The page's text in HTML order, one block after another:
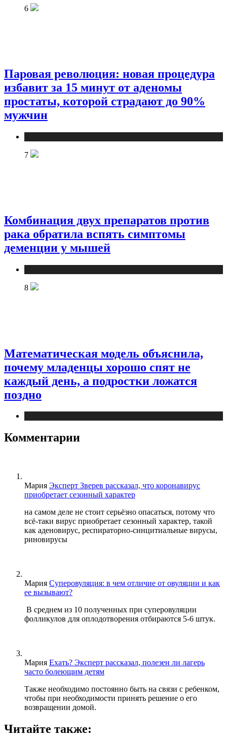
6
Паровая революция: новая процедура
избавит за 15 минут от аденомы
простаты, которой страдают до 90%
мужчин
7
Комбинация двух препаратов против
рака обратила вспять симптомы
деменции у мышей
8
Математическая модель объяснила,
почему младенцы хорошо спят не
каждый день, а подростки ложатся
поздно
Комментарии
Мария Эксперт Зверев рассказал, что коронавирус
приобретает сезонный характер
на самом деле не стоит серьёзно опасаться, потому что
всё-таки вирус приобретает сезонный характер, такой
как аденовирус, респираторно-синцитиальные вирусы,
риновирусы
Мария Суперовуляция: в чем отличие от овуляции и как
ее вызывают?
В среднем из 10 полученных при суперовуляции
фолликулов для оплодотворения отбираются 5-6 штук.
Мария Ехать? Эксперт рассказал, полезен ли лагерь
часто болеющим детям
Также необходимо постоянно быть на связи с ребенком,
чтобы при необходимости принять решение о его
возвращении домой.
Читайте также: